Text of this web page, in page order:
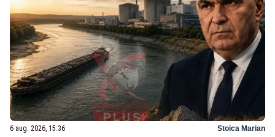
6 aug. 2026, 15:36 Stoica Marian